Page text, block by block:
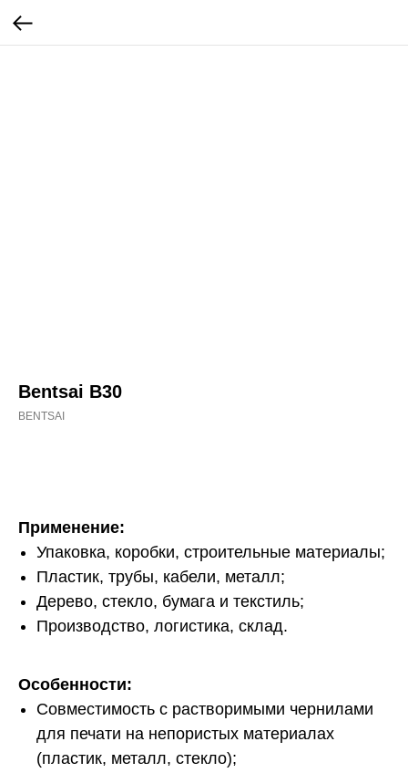
Bentsai B30
BENTSAI
Применение:
Упаковка, коробки, строительные материалы;
Пластик, трубы, кабели, металл;
Дерево, стекло, бумага и текстиль;
Производство, логистика, склад.
Особенности:
Совместимость с растворимыми чернилами
для печати на непористых материалах
(пластик, металл, стекло);